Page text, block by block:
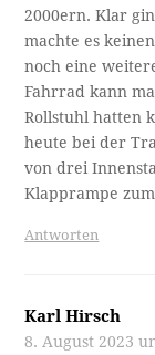
2000ern. Klar
machte es
noch eine
Fahrrad kann
Rollstuhl hatten
heute bei der
von drei
Klapprampe
Antworten
Karl Hirsch
8. August 2023